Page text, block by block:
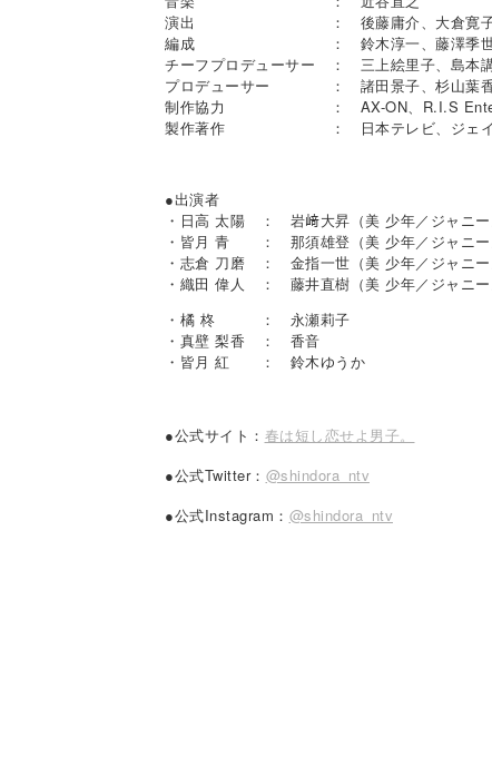
演出 ： 後藤庸介、大倉寛子、
編成 ： 鈴木淳一、藤澤季世子
チーフプロデューサー ： 三上絵里子、島本
プロデューサー ： 諸田景子、杉山葉香
制作協力 ： AX-ON、R.I.S
製作著作 ： 日本テレビ、ジェイ・
●出演者
・日高 太陽 ： 岩﨑大昇（美 少年／ジャニー
・皆月 青 ： 那須雄登（美 少年／ジャニー
・志倉 刀磨 ： 金指一世（美 少年／ジャニー
・織田 偉人 ： 藤井直樹（美 少年／ジャニー
・橘 柊 ： 永瀬莉子
・真壁 梨香 ： 香音
・皆月 紅 ： 鈴木ゆうか
●公式サイト： 春は短し恋せよ男子。
●公式Twitter： @shindora_ntv
●公式Instagram： @shindora_ntv